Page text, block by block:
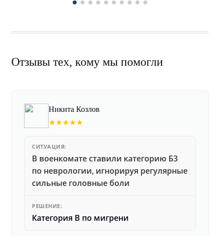
Отзывы тех, кому мы помогли
Никита Козлов
★★★★★
СИТУАЦИЯ:
В военкомате ставили категорию Б3
по неврологии, игнорируя регулярные
сильные головные боли
РЕШЕНИЕ:
Категория В по мигрени